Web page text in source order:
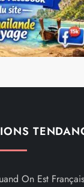
On Est